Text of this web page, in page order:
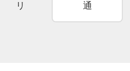
リ
通